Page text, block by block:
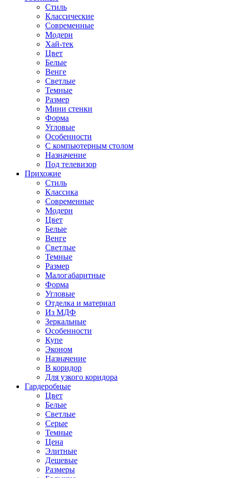
Стиль
Классические
Современные
Модерн
Хай-тек
Цвет
Белые
Венге
Светлые
Темные
Размер
Мини стенки
Форма
Угловые
Особенности
С компьютерным столом
Назначение
Под телевизор
Прихожие
Стиль
Классика
Современные
Модерн
Цвет
Белые
Венге
Светлые
Темные
Размер
Малогабаритные
Форма
Угловые
Отделка и материал
Из МДФ
Зеркальные
Особенности
Купе
Эконом
Назначение
В коридор
Для узкого коридора
Гардеробные
Цвет
Белые
Светлые
Серые
Темные
Цена
Элитные
Дешевые
Размеры